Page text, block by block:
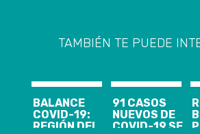
TAMBIÉN TE PUEDE
BALANCE
COVID-19:
REGIÓN DEL
91 CASOS
NUEVOS DE
COVID-19 SE